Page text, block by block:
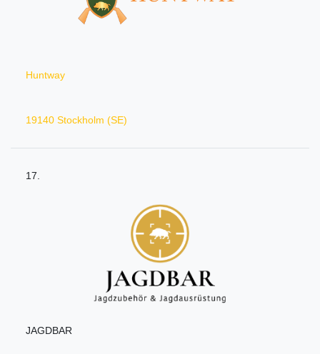
Huntway
19140 Stockholm (SE)
17.
JAGDBAR